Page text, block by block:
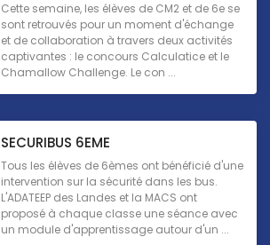
Cette semaine, les élèves de CM2 et de 6e se
sont retrouvés pour un moment d'échange
et de collaboration à travers deux activités
captivantes : le concours Calculatice et le
Chamallow Challenge. Le con ...
SECURIBUS 6EME
Tous les élèves de 6èmes ont bénéficié d'une
intervention sur la sécurité dans les bus.
L'ADATEEP des Landes et la MACS ont
proposé à chaque classe une séance avec
un module d'apprentissage autour d'un ...